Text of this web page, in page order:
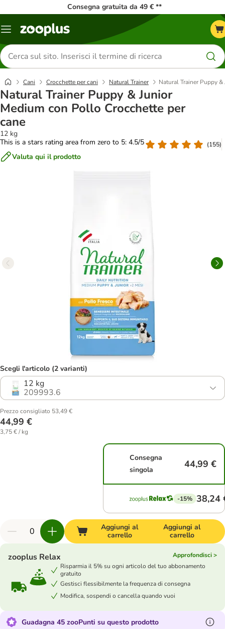
Consegna gratuita da 49 € **
Overview
Cerca
prodotti
Cani Crocchette per cani Natural Trainer Natural Trainer Puppy
Natural Trainer Puppy & Junior
Medium con Pollo Crocchette per
cane
12 kg
This is a stars rating area from zero to 5: 4.5/5
(155)
Valuta qui il prodotto
Scegli l'articolo (2 varianti)
12 kg
209993.6
Prezzo consigliato 53,49 €
44,99 €
3,75 € / kg
Consegna
singola
44,99 €
-15% 38,24
Aggiungi al
carrello
Aggiungi al
carrello
zooplus Relax
Approfondisci >
Risparmia il 5% su ogni articolo del tuo abbonamento
gratuito
Gestisci flessibilmente la frequenza di consegna
Modifica, sospendi o cancella quando vuoi
Guadagna 45 zooPunti su questo prodotto